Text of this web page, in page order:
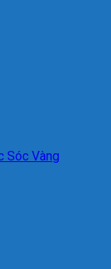
Sóc Vàng